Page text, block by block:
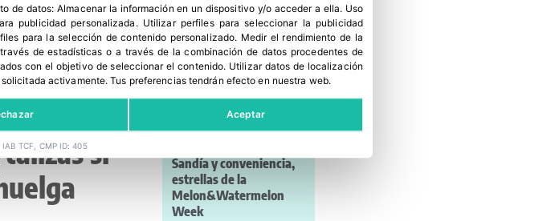
de
de
si
Últimas noticias
Lo más leído
Sakata amplía su gama
Sandía y conveniencia,
estrellas de la
Melon&Watermelon
Week
de datos:Almacenar la información en un dispositivo y/o acceder a ella. Uso
publicidad personalizada. Utilizar perfiles para seleccionar la publicidad
para la selección de contenido personalizado. Medir el rendimiento de la
de estadísticas o a través de la combinación de datos procedentes de
con el objetivo de seleccionar el contenido. Utilizar datos de localización
activamente.Tus preferencias tendrán efecto en nuestra web.
Aceptar
TCF, CMP ID: 405